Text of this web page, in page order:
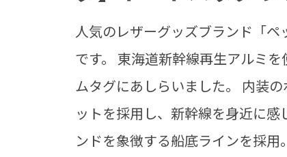
人気のレザーグッズブランド「
です。 東海道新幹線再生アルミ
ムタグにあしらいました。 内装
ットを採用し、新幹線を身近に
ンドを象徴する船底ラインを採